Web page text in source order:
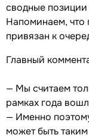
сводные позиции
Напоминаем, что
привязан к
Главный
— Мы считаем
рамках года
— Именно
может быть